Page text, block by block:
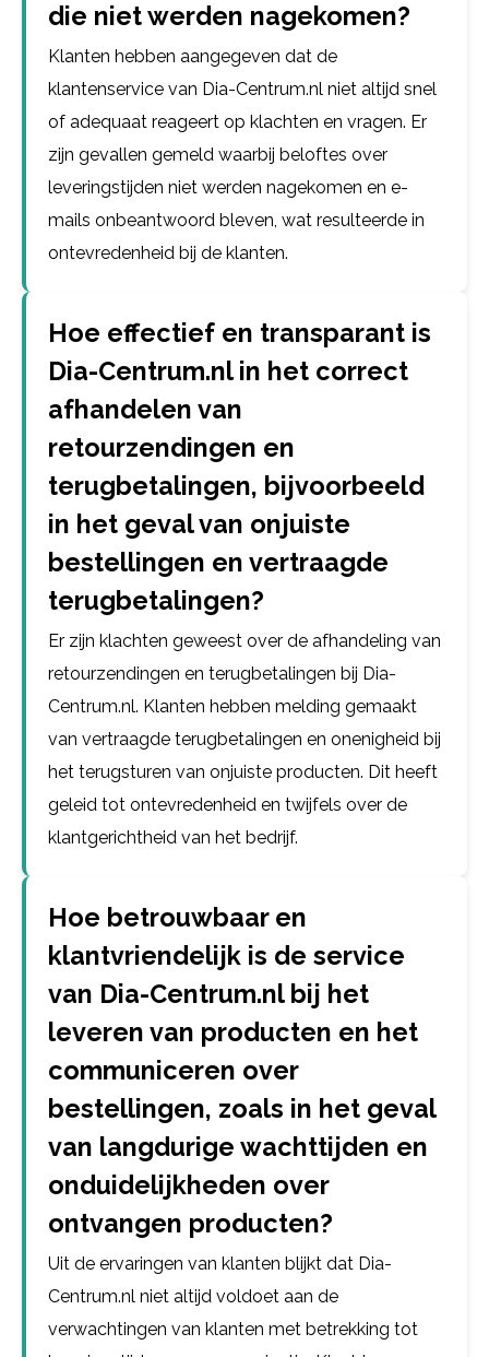
die niet werden nagekomen?
Klanten hebben aangegeven dat de
klantenservice van Dia-Centrum.nl niet altijd snel
of adequaat reageert op klachten en vragen. Er
zijn gevallen gemeld waarbij beloftes over
leveringstijden niet werden nagekomen en e-
mails onbeantwoord bleven, wat resulteerde in
ontevredenheid bij de klanten.
Hoe effectief en transparant is
Dia-Centrum.nl in het correct
afhandelen van
retourzendingen en
terugbetalingen, bijvoorbeeld
in het geval van onjuiste
bestellingen en vertraagde
terugbetalingen?
Er zijn klachten geweest over de afhandeling van
retourzendingen en terugbetalingen bij Dia-
Centrum.nl. Klanten hebben melding gemaakt
van vertraagde terugbetalingen en onenigheid bij
het terugsturen van onjuiste producten. Dit heeft
geleid tot ontevredenheid en twijfels over de
klantgerichtheid van het bedrijf.
Hoe betrouwbaar en
klantvriendelijk is de service
van Dia-Centrum.nl bij het
leveren van producten en het
communiceren over
bestellingen, zoals in het geval
van langdurige wachttijden en
onduidelijkheden over
ontvangen producten?
Uit de ervaringen van klanten blijkt dat Dia-
Centrum.nl niet altijd voldoet aan de
verwachtingen van klanten met betrekking tot